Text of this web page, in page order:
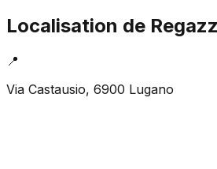
Localisation de
📍
Via Castausio, 6900 Lugano